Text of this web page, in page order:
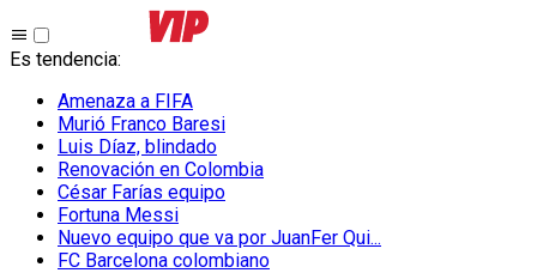
Es tendencia:
Amenaza a FIFA
Murió Franco Baresi
Luis Díaz, blindado
Renovación en Colombia
César Farías equipo
Fortuna Messi
Nuevo equipo que va por JuanFer Qui...
FC Barcelona colombiano